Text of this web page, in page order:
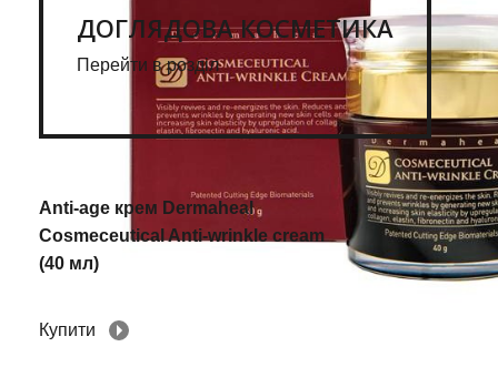
ДОГЛЯДОВА КОСМЕТИКА
Перейти в розділ
Anti-age крем Dermaheal
Cosmeceutical Anti-wrinkle cream
(40 мл)
Купити